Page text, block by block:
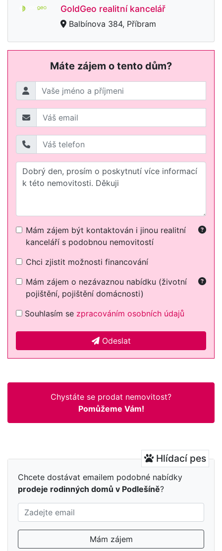
GoldGeo realitní kancelář
Balbínova 384, Příbram
Máte zájem o tento dům?
Mám zájem být kontaktován i jinou realitní
kanceláří s podobnou nemovitostí
Chci zjistit možnosti financování
Mám zájem o nezávaznou nabídku (životní
pojištění, pojištění domácnosti)
Souhlasím se zpracováním osobních údajů
Odeslat
Chystáte se prodat nemovitost?
Pomůžeme Vám!
Hlídací pes
Chcete dostávat emailem podobné nabídky
prodeje rodinných domů v Podlešíně?
Mám zájem